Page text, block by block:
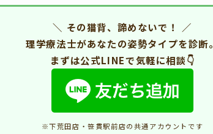
＼ その猫背、諦めないで！ ／
理学療法士があなたの姿勢タイプを診断。
まずは公式LINEで気軽に相談👇
※下荒田店・笹貫駅前店の共通アカウントです